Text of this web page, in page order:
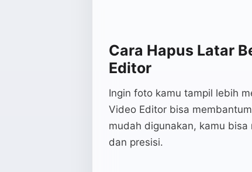
Cara Hapus Latar
Editor
Ingin foto kamu tampil lebih
Video Editor bisa
mudah digunakan, kamu
dan presisi.